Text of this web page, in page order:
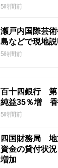
5時間前
瀬戸内国際芸
島などで現地
5時間前
百十四銀行
純益35％増 香
5時間前
四国財務局 地
資金の貸付状
増加